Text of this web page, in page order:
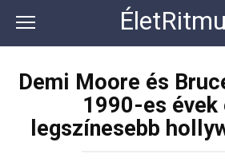
контенту
Demi Moore és
1990-es évek
legszínesebb